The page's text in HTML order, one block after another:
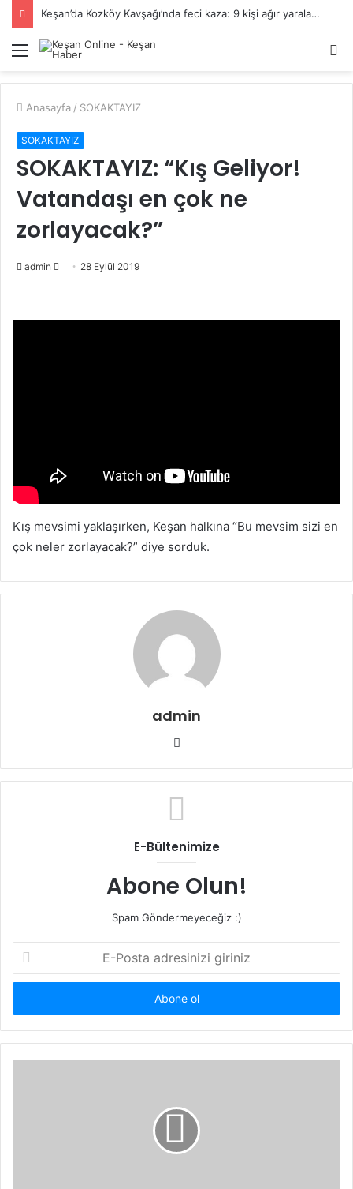
Keşan’da Kozköy Kavşağı’nda feci kaza: 9 kişi ağır yaralandı
Menü
Anasayfa / SOKAKTAYIZ
SOKAKTAYIZ
SOKAKTAYIZ: “Kış Geliyor!
Vatandaşı en çok ne
zorlayacak?”
admin
göndermek
28 Eylül 2019
Kış mevsimi yaklaşırken, Keşan halkına “Bu mevsim sizi en
çok neler zorlayacak?” diye sorduk.
admin
Web
E-Bültenimize
Abone Olun!
Spam Göndermeyeceğiz :)
Posta
adresinizi